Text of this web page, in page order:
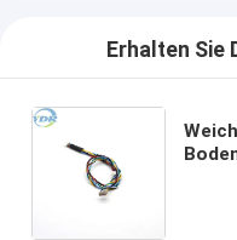
Erhalten Sie